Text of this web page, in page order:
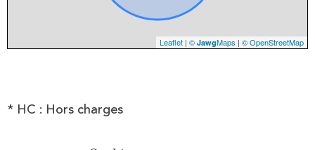
Leaflet | © JawgMaps | © OpenStreetMap
* HC : Hors charges